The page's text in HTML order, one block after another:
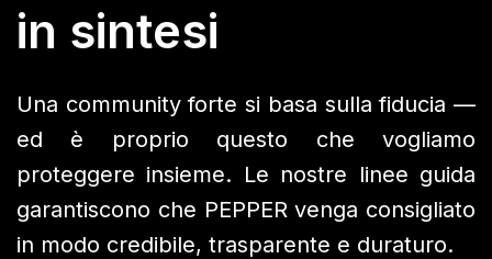
in sintesi
Una community forte si basa sulla fiducia —
ed è proprio questo che vogliamo
proteggere insieme. Le nostre linee guida
garantiscono che PEPPER venga consigliato
in modo credibile, trasparente e duraturo.